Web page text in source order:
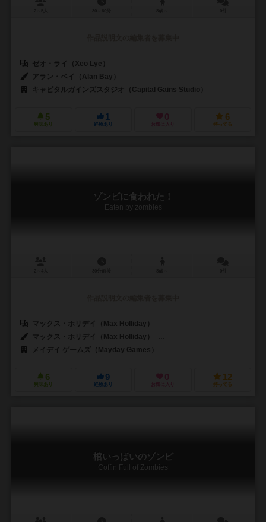
ゼオ・ライ（Xeo Lye）
アラン・ベイ（Alan Bay）
キャピタルガインズスタジオ（Capital Gains Studio）
5
興味あり
1
経験あり
0
お気に入り
6
持ってる
ゾンビに食われた！
Eaten by zombies
マックス・ホリデイ（Max Holliday）
マックス・ホリデイ（Max Holliday）
メイデイ ゲームズ（Mayday Games）
6
興味あり
9
経験あり
0
お気に入り
12
持ってる
棺いっぱいのゾンビ
Coffin Full of Zombies